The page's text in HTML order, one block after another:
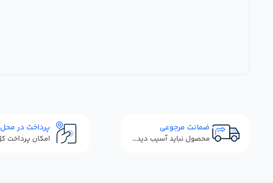
ضمانت مرجوعی
محصول نباید آسیب دیده باشد
پرداخت در محل